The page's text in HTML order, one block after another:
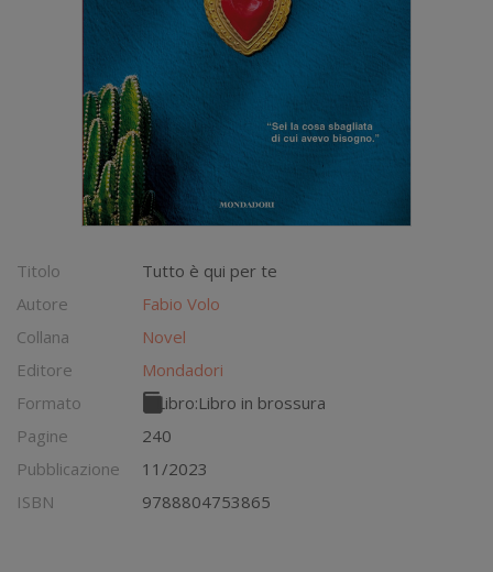
Titolo
Tutto è qui per te
Autore
Fabio Volo
Collana
Novel
Editore
Mondadori
Formato
Libro:Libro in brossura
Pagine
240
Pubblicazione
11/2023
ISBN
9788804753865